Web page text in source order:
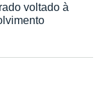
voltado à